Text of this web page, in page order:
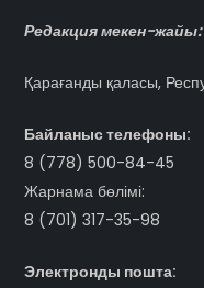
Редакция мекен-жайы:
Қарағанды қаласы,
Байланыс телефоны:
8 (778) 500-84-45
Жарнама бөлімі:
8 (701) 317-35-98
Электронды пошта: